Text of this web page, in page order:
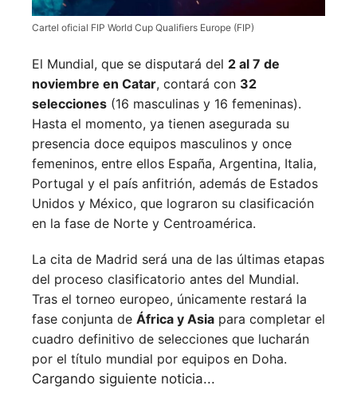
Cartel oficial FIP World Cup Qualifiers Europe (FIP)
El Mundial, que se disputará del 2 al 7 de
noviembre en Catar, contará con 32
selecciones (16 masculinas y 16 femeninas).
Hasta el momento, ya tienen asegurada su
presencia doce equipos masculinos y once
femeninos, entre ellos España, Argentina, Italia,
Portugal y el país anfitrión, además de Estados
Unidos y México, que lograron su clasificación
en la fase de Norte y Centroamérica.
La cita de Madrid será una de las últimas etapas
del proceso clasificatorio antes del Mundial.
Tras el torneo europeo, únicamente restará la
fase conjunta de África y Asia para completar el
cuadro definitivo de selecciones que lucharán
por el título mundial por equipos en Doha.